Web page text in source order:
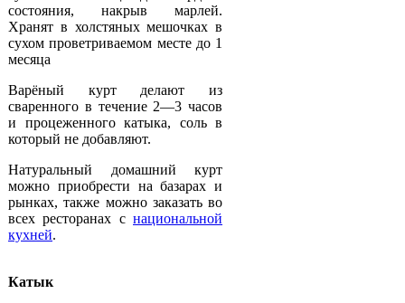
состояния, накрыв марлей.
Хранят в холстяных мешочках в
сухом проветриваемом месте до 1
месяца
Варёный курт делают из
сваренного в течение 2—3 часов
и процеженного катыка, соль в
который не добавляют.
Натуральный домашний курт
можно приобрести на базарах и
рынках, также можно заказать во
всех ресторанах с национальной
кухней.
Катык